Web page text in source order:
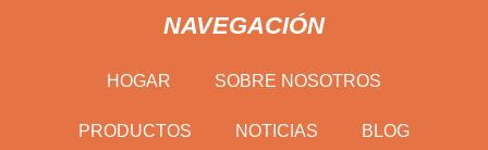
NAVEGACIÓN
HOGAR SOBRE NOSOTROS
PRODUCTOS NOTICIAS BLOG